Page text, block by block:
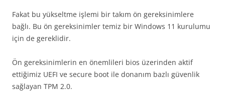
Fakat bu yükseltme işlemi bir takım ön gereksinimlere
bağlı. Bu ön gereksinimler temiz bir Windows 11 kurulumu
için de gereklidir.
Ön gereksinimlerin en önemlileri bios üzerinden aktif
ettiğimiz UEFI ve secure boot ile donanım bazlı güvenlik
sağlayan TPM 2.0.